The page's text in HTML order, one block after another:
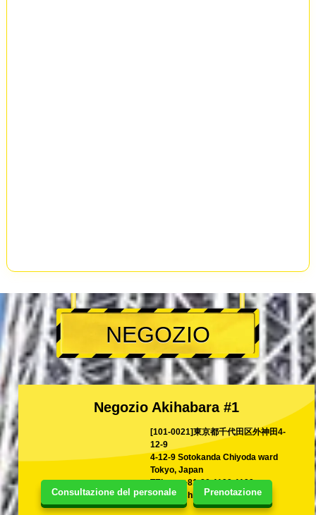
Consultazione del personale Prenotazione
NEGOZIO
Negozio Akihabara #1
[101-0021]東京都千代田区外神田4-
12-9
4-12-9 Sotokanda Chiyoda ward
Tokyo, Japan
TEL
+81-80-1199-1199
E-mail
shina@kart.st